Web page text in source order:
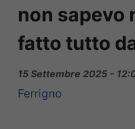
non sapevo
fatto tutto
15 Settembre 2025 -
Ferrigno